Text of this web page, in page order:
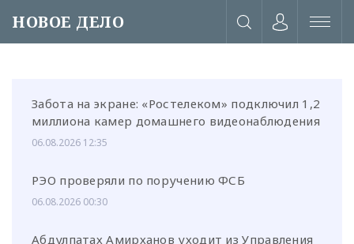
НОВОЕ ДЕЛО
Забота на экране: «Ростелеком» подключил 1,2
миллиона камер домашнего видеонаблюдения
06.08.2026 12:35
РЭО проверяли по поручению ФСБ
06.08.2026 00:30
Абдулпатах Амирханов уходит из Управления